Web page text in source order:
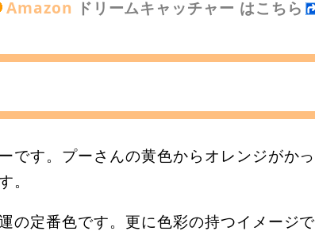
Amazon ドリームキャッチャー はこちら
です。プーさんの黄色からオレンジがかっ
。
の定番色です。更に色彩の持つイメージで